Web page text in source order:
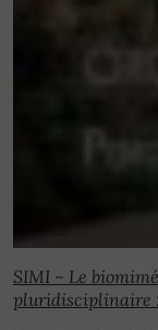
SIMI – Le
pluridisciplinaire